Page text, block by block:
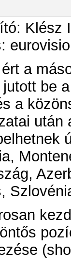
Klész
a
be
a
után